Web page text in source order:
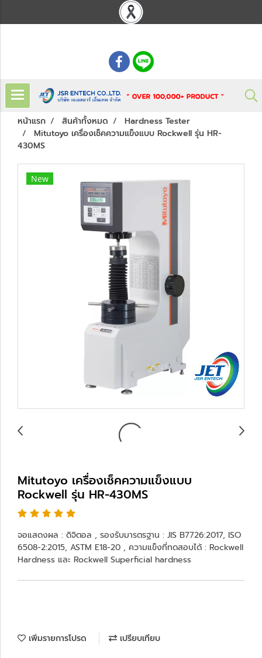
หน้าแรก สินค้าทั้งหมด
Hardness Tester
Mitutoyo เครื่องเช็คความแข็งแบบ Rockwell รุ่น HR-
430MS
New
Mitutoyo เครื่องเช็คความแข็งแบบ
Rockwell รุ่น HR-430MS
จอแสดงผล : ดิจิตอล , รองรับมารตรฐาน : JIS B7726:2017, ISO
6508-2:2015, ASTM E18-20 , ความแข็งที่ทดสอบได้ : Rockwell
Hardness และ Rockwell Superficial hardness
เพิ่มรายการโปรด เปรียบเทียบ